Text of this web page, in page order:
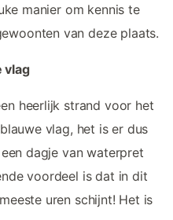
manier om kennis te
van deze plaats.
vlag
heerlijk strand voor het
vlag, het is er dus
dagje van waterpret
voordeel is dat in dit
uren schijnt! Het is